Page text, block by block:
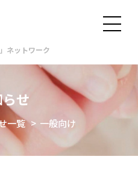
ネットワーク
せ
一覧> 一般向け